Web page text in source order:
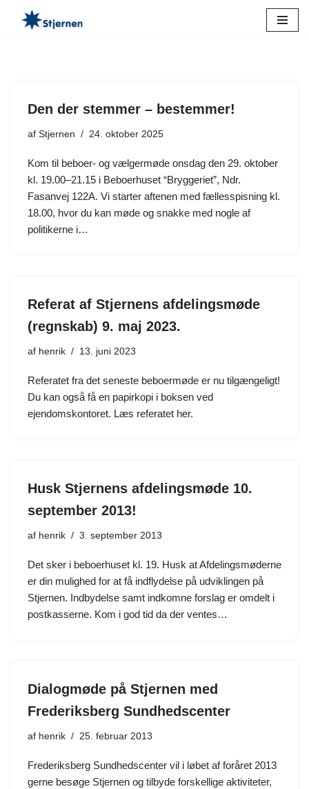
Den der stemmer – bestemmer!
af Stjernen 24. oktober 2025
Kom til beboer- og vælgermøde onsdag den 29. oktober
kl. 19.00–21.15 i Beboerhuset “Bryggeriet”, Ndr.
Fasanvej 122A. Vi starter aftenen med fællesspisning kl.
18.00, hvor du kan møde og snakke med nogle af
politikerne i…
Referat af Stjernens afdelingsmøde
(regnskab) 9. maj 2023.
af henrik 13. juni 2023
Referatet fra det seneste beboermøde er nu tilgængeligt!
Du kan også få en papirkopi i boksen ved
ejendomskontoret. Læs referatet her.
Husk Stjernens afdelingsmøde 10.
september 2013!
af henrik 3. september 2013
Det sker i beboerhuset kl. 19. Husk at Afdelingsmøderne
er din mulighed for at få indflydelse på udviklingen på
Stjernen. Indbydelse samt indkomne forslag er omdelt i
postkasserne. Kom i god tid da der ventes…
Dialogmøde på Stjernen med
Frederiksberg Sundhedscenter
af henrik 25. februar 2013
Frederiksberg Sundhedscenter vil i løbet af foråret 2013
gerne besøge Stjernen og tilbyde forskellige aktiviteter,